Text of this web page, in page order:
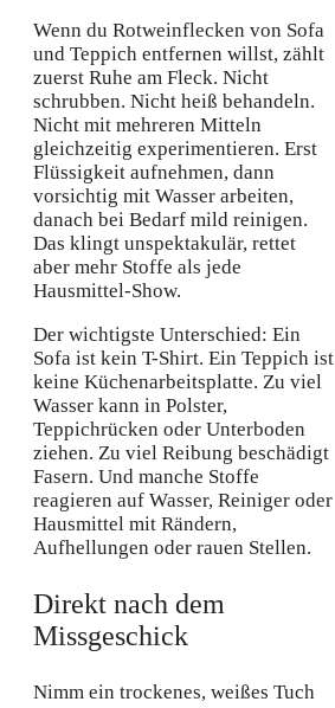
Wenn du Rotweinflecken von Sofa
und Teppich entfernen willst, zählt
zuerst Ruhe am Fleck. Nicht
schrubben. Nicht heiß behandeln.
Nicht mit mehreren Mitteln
gleichzeitig experimentieren. Erst
Flüssigkeit aufnehmen, dann
vorsichtig mit Wasser arbeiten,
danach bei Bedarf mild reinigen.
Das klingt unspektakulär, rettet
aber mehr Stoffe als jede
Hausmittel-Show.
Der wichtigste Unterschied: Ein
Sofa ist kein T-Shirt. Ein Teppich ist
keine Küchenarbeitsplatte. Zu viel
Wasser kann in Polster,
Teppichrücken oder Unterboden
ziehen. Zu viel Reibung beschädigt
Fasern. Und manche Stoffe
reagieren auf Wasser, Reiniger oder
Hausmittel mit Rändern,
Aufhellungen oder rauen Stellen.
Direkt nach dem
Missgeschick
Nimm ein trockenes, weißes Tuch